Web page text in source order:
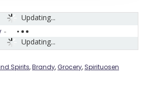
Updating...
Updating...
-
Spirits,Brandy,Grocery, Spirituosen